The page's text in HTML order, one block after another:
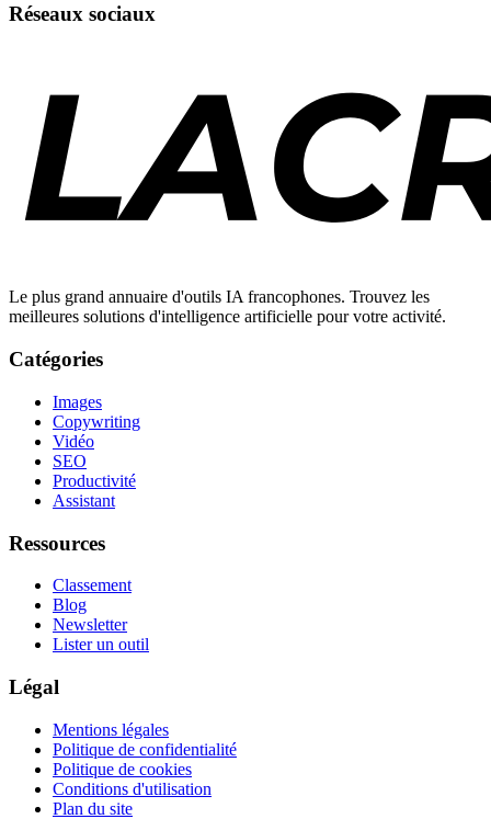
Réseaux sociaux
Le plus grand annuaire d'outils IA francophones. Trouvez les
meilleures solutions d'intelligence artificielle pour votre activité.
Catégories
Images
Copywriting
Vidéo
SEO
Productivité
Assistant
Ressources
Classement
Blog
Newsletter
Lister un outil
Légal
Mentions légales
Politique de confidentialité
Politique de cookies
Conditions d'utilisation
Plan du site